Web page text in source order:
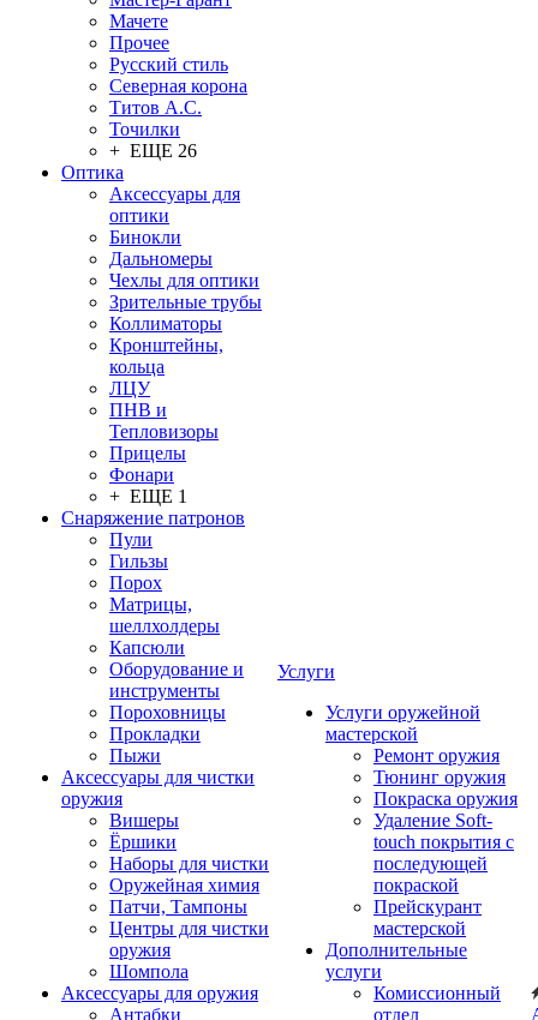
Мачете
Прочее
Русский стиль
Северная корона
Титов А.С.
Точилки
+ ЕЩЕ 26
Оптика
Аксессуары для
оптики
Бинокли
Дальномеры
Чехлы для оптики
Зрительные трубы
Коллиматоры
Кронштейны,
кольца
ЛЦУ
ПНВ и
Тепловизоры
Прицелы
Фонари
+ ЕЩЕ 1
Снаряжение патронов
Пули
Гильзы
Порох
Матрицы,
шеллхолдеры
Капсюли
Оборудование и
инструменты
Пороховницы
Прокладки
Пыжи
Аксессуары для чистки
оружия
Вишеры
Ёршики
Наборы для чистки
Оружейная химия
Патчи, Тампоны
Центры для чистки
оружия
Шомпола
Аксессуары для оружия
Антабки
Услуги
Услуги оружейной
мастерской
Ремонт оружия
Тюнинг оружия
Покраска оружия
Удаление Soft-
touch покрытия с
последующей
покраской
Прейскурант
мастерской
Дополнительные
услуги
Комиссионный
отдел